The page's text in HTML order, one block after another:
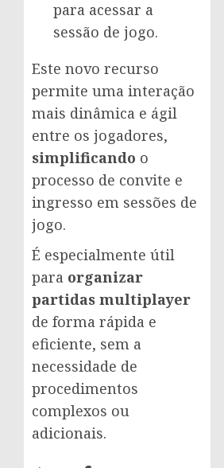
para acessar a
sessão de jogo.
Este novo recurso
permite uma interação
mais dinâmica e ágil
entre os jogadores,
simplificando o
processo de convite e
ingresso em sessões de
jogo.
É especialmente útil
para organizar
partidas multiplayer
de forma rápida e
eficiente, sem a
necessidade de
procedimentos
complexos ou
adicionais.